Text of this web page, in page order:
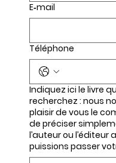
là.E‑mail
Téléphone
Indiquez ici le livre
recherchez : nous
plaisir de vous le
de préciser
l’auteur ou l’éditeur
puissions passer